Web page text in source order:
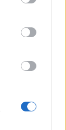
tags to
below Google